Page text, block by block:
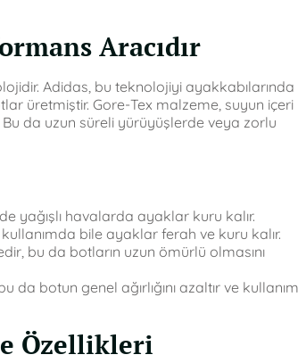
Aracıdır
Adidas, bu teknolojiyi ayakkabılarında
üretmiştir. Gore-Tex malzeme, suyun içeri
da uzun süreli yürüyüşlerde veya zorlu
yağışlı havalarda ayaklar kuru kalır.
bile ayaklar ferah ve kuru kalır.
bu da botların uzun ömürlü olmasını
botun genel ağırlığını azaltır ve kullanım
Özellikleri